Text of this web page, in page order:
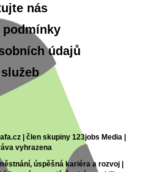
nás
údajů
| člen skupiny 123jobs Media |
vyhrazena
úspěšná kariéra a rozvoj |